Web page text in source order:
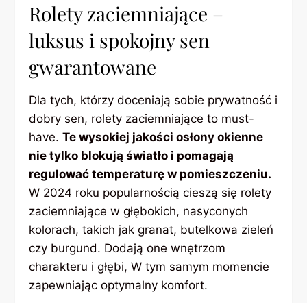
Rolety zaciemniające –
luksus i spokojny sen
gwarantowane
Dla tych, którzy doceniają sobie prywatność i
dobry sen, rolety zaciemniające to must-
have.Te wysokiej jakości osłony okienne
nie tylko blokują światło i pomagają
regulować temperaturę w pomieszczeniu.
W 2024 roku popularnością cieszą się rolety
zaciemniające w głębokich, nasyconych
kolorach, takich jak granat, butelkowa zieleń
czy burgund. Dodają one wnętrzom
charakteru i głębi, W tym samym momencie
zapewniając optymalny komfort.